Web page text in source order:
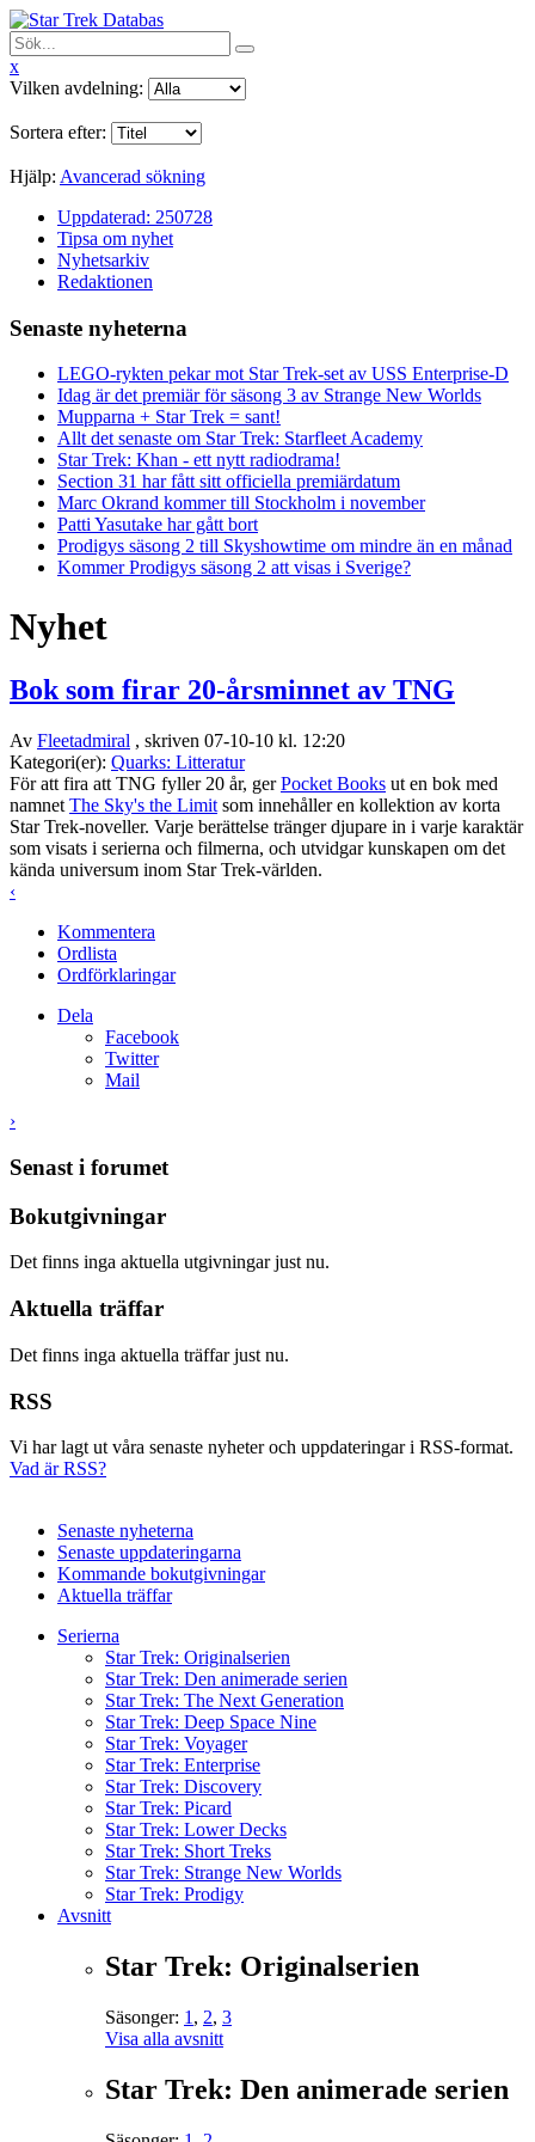
x
Vilken avdelning:
Sortera efter:
Hjälp: Avancerad sökning
Uppdaterad: 250728
Tipsa om nyhet
Nyhetsarkiv
Redaktionen
Senaste nyheterna
LEGO-rykten pekar mot Star Trek-set av USS Enterprise-D
Idag är det premiär för säsong 3 av Strange New Worlds
Mupparna + Star Trek = sant!
Allt det senaste om Star Trek: Starfleet Academy
Star Trek: Khan - ett nytt radiodrama!
Section 31 har fått sitt officiella premiärdatum
Marc Okrand kommer till Stockholm i november
Patti Yasutake har gått bort
Prodigys säsong 2 till Skyshowtime om mindre än en månad
Kommer Prodigys säsong 2 att visas i Sverige?
Nyhet
Bok som firar 20-årsminnet av TNG
Av Fleetadmiral , skriven 07-10-10 kl. 12:20
Kategori(er): Quarks: Litteratur
För att fira att TNG fyller 20 år, gerPocket Books ut en bok med
namnet The Sky's the Limit som innehåller en kollektion av korta
Star Trek-noveller. Varje berättelse tränger djupare in i varje karaktär
som visats i serierna och filmerna, och utvidgar kunskapen om det
kända universum inom Star Trek-världen.
‹
Kommentera
Ordlista
Ordförklaringar
Dela
Facebook
Twitter
Mail
›
Senast i forumet
Bokutgivningar
Det finns inga aktuella utgivningar just nu.
Aktuella träffar
Det finns inga aktuella träffar just nu.
RSS
Vi har lagt ut våra senaste nyheter och uppdateringar i RSS-format.
Vad är RSS?
Senaste nyheterna
Senaste uppdateringarna
Kommande bokutgivningar
Aktuella träffar
Serierna
Star Trek: Originalserien
Star Trek: Den animerade serien
Star Trek: The Next Generation
Star Trek: Deep Space Nine
Star Trek: Voyager
Star Trek: Enterprise
Star Trek: Discovery
Star Trek: Picard
Star Trek: Lower Decks
Star Trek: Short Treks
Star Trek: Strange New Worlds
Star Trek: Prodigy
Avsnitt
Star Trek: Originalserien
Säsonger: 1 , 2, 3
Visa alla avsnitt
Star Trek: Den animerade serien